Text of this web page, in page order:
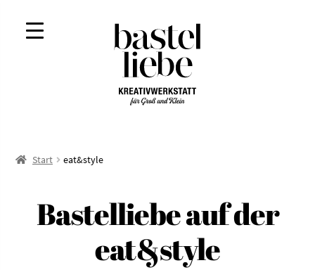
Zur
Navigation
springen
Zum
Inhalt
springen
Start eat&style
Bastelliebe auf der
eat&style